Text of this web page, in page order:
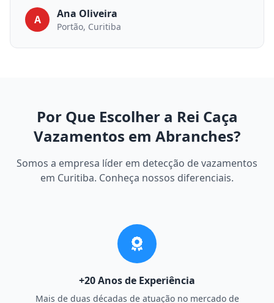
A Ana Oliveira
Portão, Curitiba
Por Que Escolher a Rei Caça
Vazamentos em Abranches?
Somos a empresa líder em detecção de vazamentos
em Curitiba. Conheça nossos diferenciais.
+20 Anos de Experiência
Mais de duas décadas de atuação no mercado de